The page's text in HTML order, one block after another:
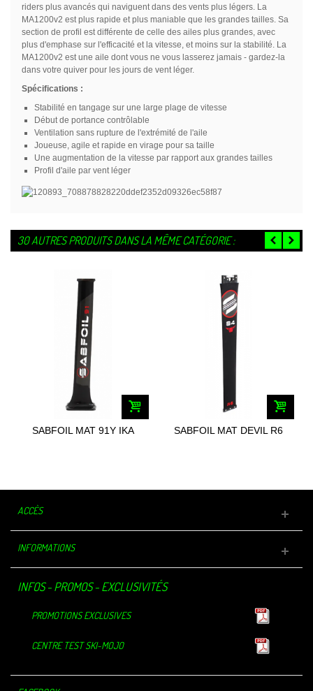
riders plus avancés qui naviguent dans des vents plus légers. La
MA1200v2 est plus rapide et plus maniable que les grandes tailles. Sa
section de profil est différente de celle des ailes plus grandes, avec
plus d'emphase sur l'efficacité et la vitesse, et moins sur la stabilité. La
MA1200v2 est une aile dont vous ne vous lasserez jamais - gardez-la
dans votre quiver pour les jours de vent léger.
Spécifications :
Stabilité en tangage sur une large plage de vitesse
Début de portance contrôlable
Ventilation sans rupture de l'extrémité de l'aile
Joueuse, agile et rapide en virage pour sa taille
Une augmentation de la vitesse par rapport aux grandes tailles
Profil d'aile par vent léger
30 AUTRES PRODUITS DANS LA MÊME CATÉGORIE :
SABFOIL MAT 91Y IKA
SABFOIL MAT DEVIL R6
ACCÈS
INFORMATIONS
INFOS - PROMOS - EXCLUSIVITÉS
PROMOTIONS EXCLUSIVES
CENTRE TEST SKI-MOJO